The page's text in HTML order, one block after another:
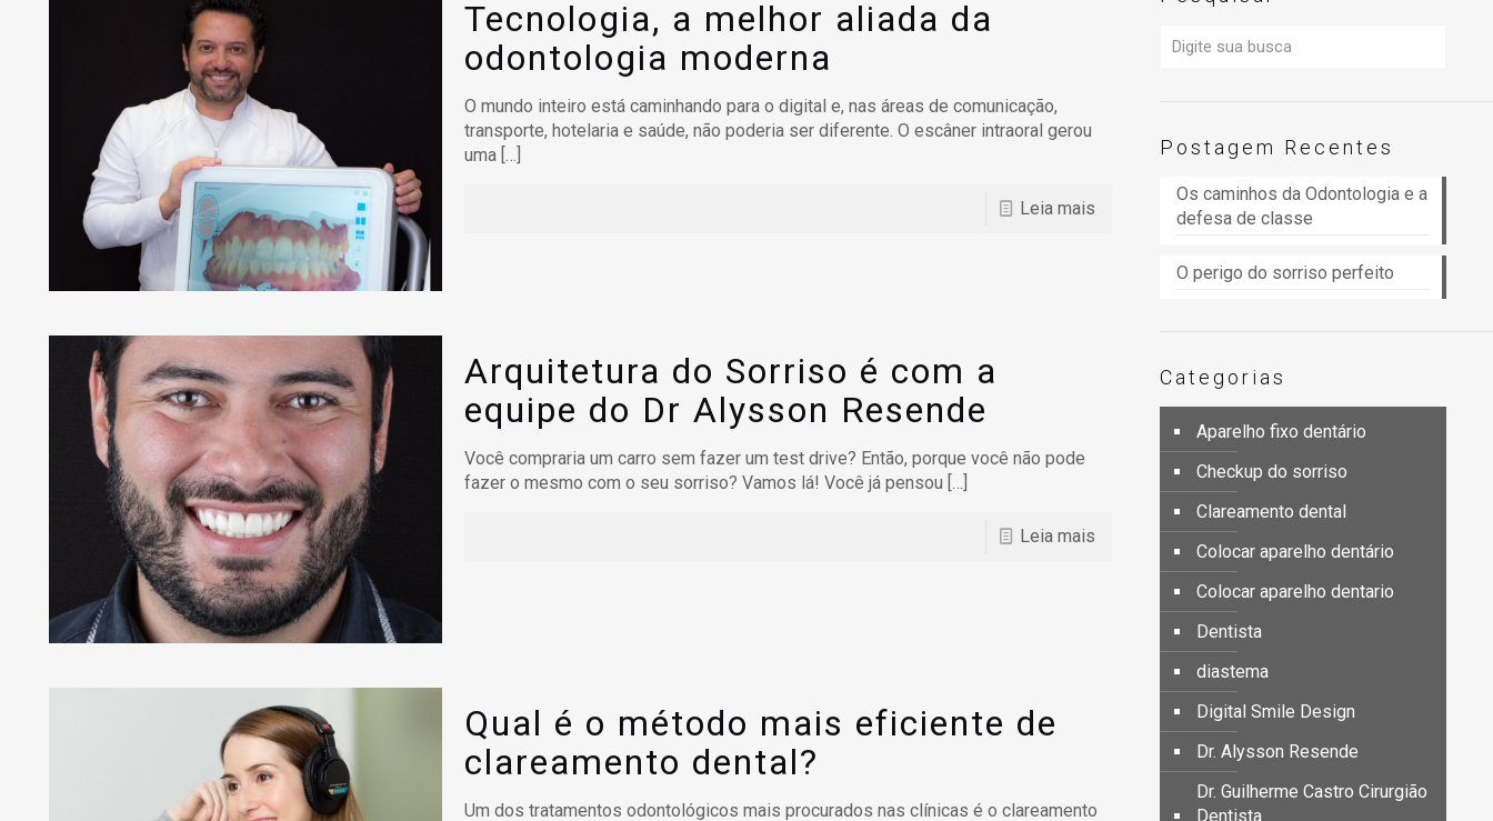
Tecnologia, a melhor aliada da
odontologia moderna
O mundo inteiro está caminhando para o digital e, nas áreas de comunicação,
transporte, hotelaria e saúde, não poderia ser diferente. O escâner intraoral gerou
uma […]
Leia mais
Arquitetura do Sorriso é com a
equipe do Dr Alysson Resende
Você compraria um carro sem fazer um test drive? Então, porque você não pode
fazer o mesmo com o seu sorriso? Vamos lá! Você já pensou […]
Leia mais
Qual é o método mais eficiente de
clareamento dental?
Um dos tratamentos odontológicos mais procurados nas clínicas é o clareamento
Postagem Recentes
Os caminhos da Odontologia e a
defesa de classe
O perigo do sorriso perfeito
Categorias
Aparelho fixo dentário
Checkup do sorriso
Clareamento dental
Colocar aparelho dentário
Colocar aparelho dentario
Dentista
diastema
Digital Smile Design
Dr. Alysson Resende
Dr. Guilherme Castro Cirurgião
Dentista